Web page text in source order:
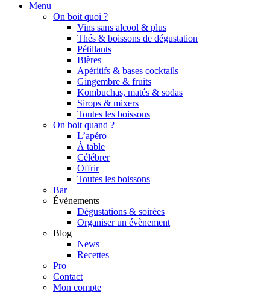
Menu
On boit quoi ?
Vins sans alcool & plus
Thés & boissons de dégustation
Pétillants
Bières
Apéritifs & bases cocktails
Gingembre & fruits
Kombuchas, matés & sodas
Sirops & mixers
Toutes les boissons
On boit quand ?
L’apéro
À table
Célébrer
Offrir
Toutes les boissons
Bar
Évènements
Dégustations & soirées
Organiser un évènement
Blog
News
Recettes
Pro
Contact
Mon compte